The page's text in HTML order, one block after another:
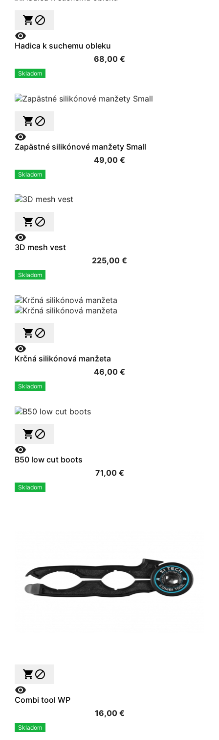
 

Hadica k suchemu obleku
68,00 €
Skladom
 

Zapästné silikónové manžety Small
49,00 €
Skladom
 

3D mesh vest
225,00 €
Skladom
 

Krčná silikónová manžeta
46,00 €
Skladom
 

B50 low cut boots
71,00 €
Skladom
 

Combi tool WP
16,00 €
Skladom